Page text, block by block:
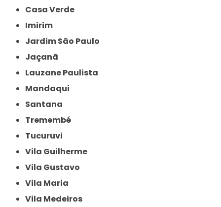
Casa Verde
Imirim
Jardim São Paulo
Jaçanã
Lauzane Paulista
Mandaqui
Santana
Tremembé
Tucuruvi
Vila Guilherme
Vila Gustavo
Vila Maria
Vila Medeiros